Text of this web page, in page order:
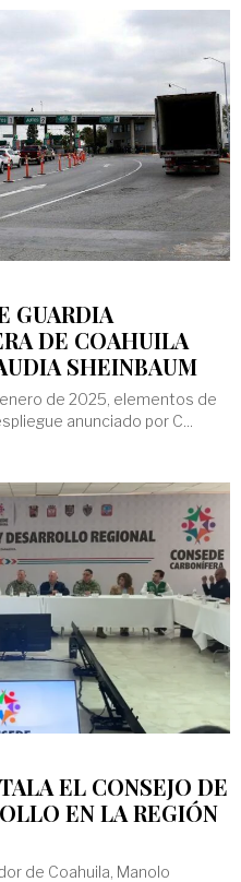
GUARDIA
DE COAHUILA
SHEINBAUM
de 2025, elementos de
anunciado por C...
EL CONSEJO DE
EN LA REGIÓN
de Coahuila, Manolo